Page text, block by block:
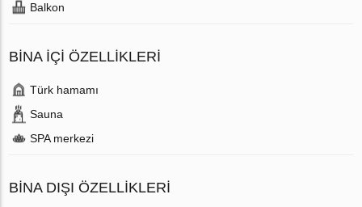
Balkon
BINA İÇI ÖZELLIKLERI
Türk hamamı
Sauna
SPA merkezi
BINA DIŞI ÖZELLIKLERI